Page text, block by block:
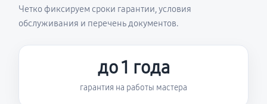
Четко фиксируем сроки гарантии, условия
обслуживания и перечень документов.
до 1 года
гарантия на работы мастера